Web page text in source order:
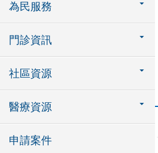
為民服務
門診資訊
社區資源
醫療資源
申請案件